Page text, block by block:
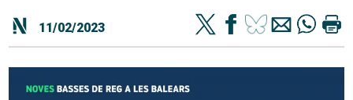
11/02/2023